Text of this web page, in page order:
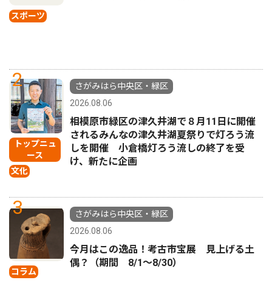
スポーツ
2
トップニュ
ース
文化
さがみはら中央区・緑区
2026.08.06
相模原市緑区の津久井湖で８月11日に開催
されるみんなの津久井湖夏祭りで灯ろう流
しを開催 小倉橋灯ろう流しの終了を受
け、新たに企画
3
コラム
さがみはら中央区・緑区
2026.08.06
今月はこの逸品！考古市宝展 見上げる土
偶？（期間 8/1〜8/30）